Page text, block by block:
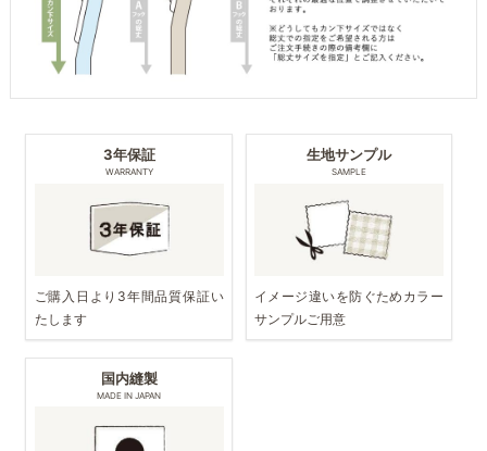
3年保証
WARRANTY
ご購入日より3年間品質保証い
たします
生地サンプル
SAMPLE
イメージ違いを防ぐためカラー
サンプルご用意
国内縫製
MADE IN JAPAN